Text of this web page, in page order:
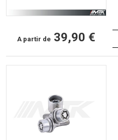
A partir de 39,90 €